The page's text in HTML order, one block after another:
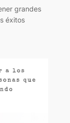
grandes
éxitos